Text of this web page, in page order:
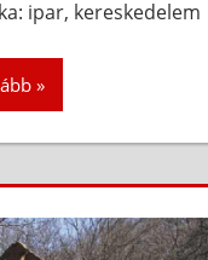
ipar, kereskedelem